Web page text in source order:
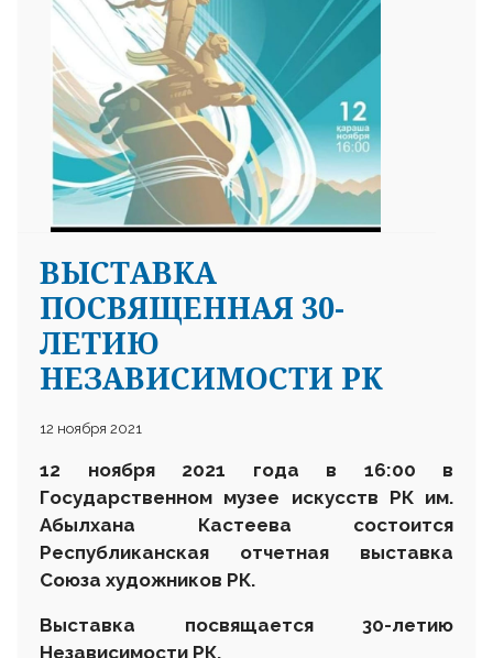
ВЫСТАВКА
ПОСВЯЩЕННАЯ 30-
ЛЕТИЮ
НЕЗАВИСИМОСТИ РК
12 ноября 2021
12 ноября 2021 года в 16:00 в
Государственном музее искусств РК им.
Абылхана Кастеева состоится
Республиканская отчетная выставка
Союза художников РК.
Выставка посвящается 30-летию
Независимости РК.